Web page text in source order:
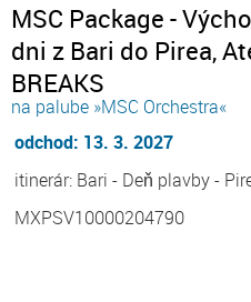
MSC Package -
dni z Bari do Pirea,
BREAKS
na palube »MSC Orchestra«
odchod: 13. 3. 2027
itinerár: Bari - Deň plavby -
MXPSV10000204790